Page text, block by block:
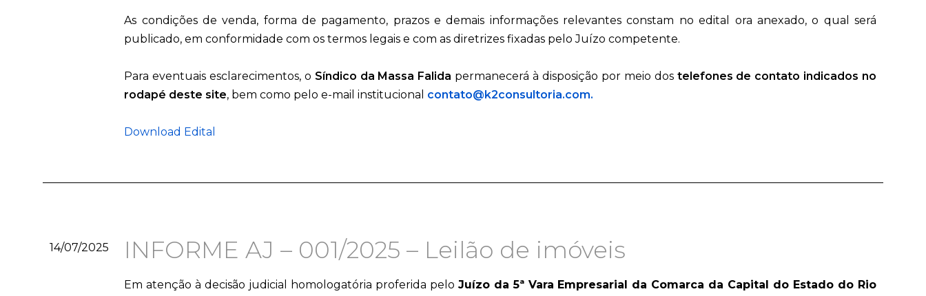
As condições de venda, forma de pagamento, prazos e demais informações relevantes constam no edital ora anexado, o qual será
publicado, em conformidade com os termos legais e com as diretrizes fixadas pelo Juízo competente.
Para eventuais esclarecimentos, o Síndico da Massa Falida permanecerá à disposição por meio dos telefones de contato indicados no
rodapé deste site, bem como pelo e-mail institucional contato@k2consultoria.com.
Download Edital
14/07/2025 INFORME AJ – 001/2025 – Leilão de imóveis
Em atenção à decisão judicial homologatória proferida pelo Juízo da 5ª Vara Empresarial da Comarca da Capital do Estado do Rio